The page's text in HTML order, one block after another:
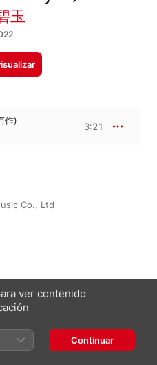
玉
作)
3:21
Co., Ltd
合集
ver contenido
Continuar